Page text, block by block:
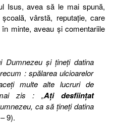
Isus, avea să le mai spună,
vârstă, reputaţie, care
minte, aveau şi comentariile
Dumnezeu şi ţineţi datina
: spălarea ulcioarelor
multe alte lucruri de
zis : „Aţi desfiinţat
ca să ţineţi datina
9).